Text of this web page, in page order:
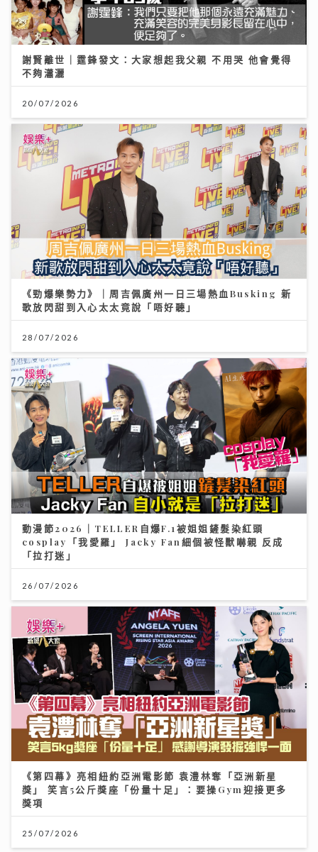
謝賢離世｜霆鋒發文：大家想起我父親 不用哭 他會覺得
不夠瀟灑
20/07/2026
《勁爆樂勢力》｜周吉佩廣州一日三場熱血Busking 新
歌放閃甜到入心太太竟說「唔好聽」
28/07/2026
動漫節2026｜TELLER自爆F.1被姐姐鏟髮染紅頭
cosplay「我愛羅」 Jacky Fan細個被怪獸嚇親 反成
「拉打迷」
26/07/2026
《第四幕》亮相紐約亞洲電影節 袁澧林奪「亞洲新星
獎」 笑言5公斤獎座「份量十足」：要操Gym迎接更多
獎項
25/07/2026